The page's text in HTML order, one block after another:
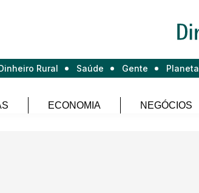
Rural Saúde Gente Planeta
ECONOMIA NEGÓCIOS